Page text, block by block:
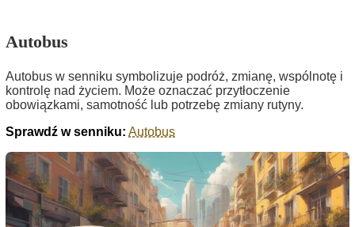
Autobus
Autobus w senniku symbolizuje podróż, zmianę, wspólnotę i
kontrolę nad życiem. Może oznaczać przytłoczenie
obowiązkami, samotność lub potrzebę zmiany rutyny.
Sprawdź w senniku: Autobus